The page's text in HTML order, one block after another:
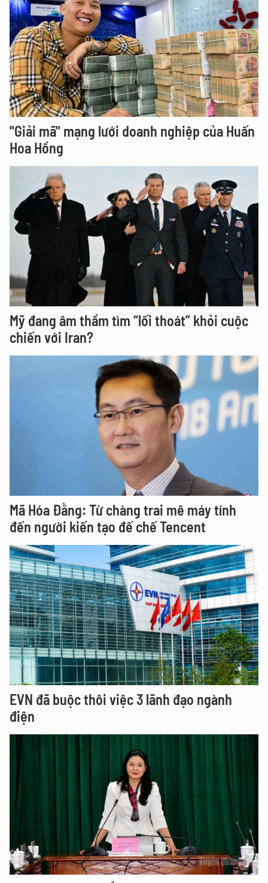
"Giải mã" mạng lưới doanh nghiệp của Huấn
Hoa Hồng
Mỹ đang âm thầm tìm “lối thoát” khỏi cuộc
chiến với Iran?
Mã Hóa Đằng: Từ chàng trai mê máy tính
đến người kiến tạo đế chế Tencent
EVN đã buộc thôi việc 3 lãnh đạo ngành
điện